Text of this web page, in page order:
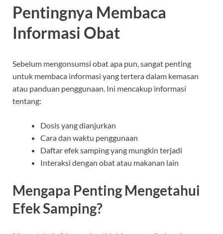
Pentingnya Membaca
Informasi Obat
Sebelum mengonsumsi obat apa pun, sangat penting
untuk membaca informasi yang tertera dalam kemasan
atau panduan penggunaan. Ini mencakup informasi
tentang:
Dosis yang dianjurkan
Cara dan waktu penggunaan
Daftar efek samping yang mungkin terjadi
Interaksi dengan obat atau makanan lain
Mengapa Penting Mengetahui
Efek Samping?